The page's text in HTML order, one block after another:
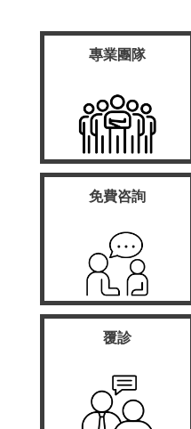
專業團隊
免費咨詢
覆診